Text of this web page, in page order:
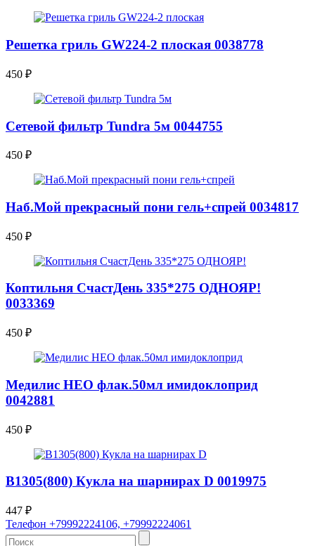
Решетка гриль GW224-2 плоская 0038778
450 ₽
Сетевой фильтр Tundra 5м 0044755
450 ₽
Наб.Мой прекрасный пони гель+спрей 0034817
450 ₽
Коптильня СчастДень 335*275 ОДНОЯР!
0033369
450 ₽
Медилис НЕО флак.50мл имидоклоприд
0042881
450 ₽
В1305(800) Кукла на шарнирах D 0019975
447 ₽
Телефон +79992224106, +79992224061